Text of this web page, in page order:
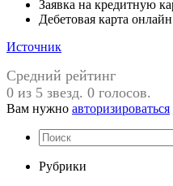
Заявка на кредитную
Дебетовая карта онлайн
Источник
Средний рейтинг
0 из 5 звезд. 0 голосов.
Вам нужно авторизироваться
Рубрики